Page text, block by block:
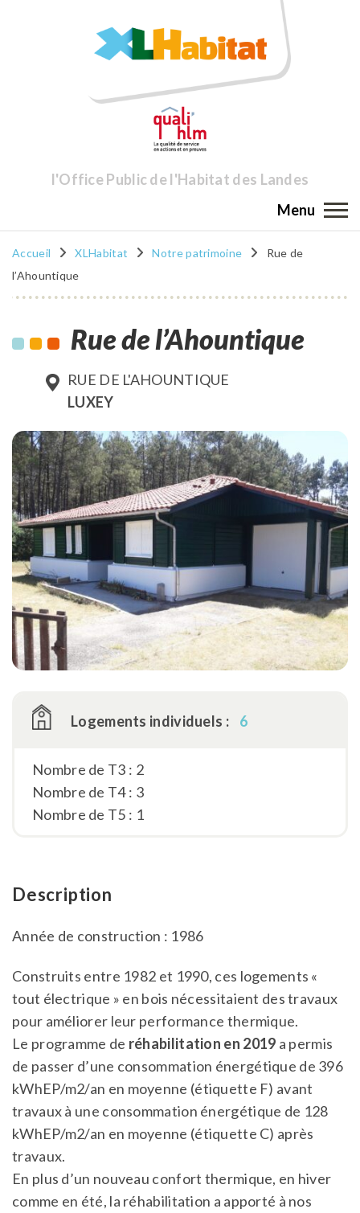
l'Office Public de l'Habitat des Landes
Menu
Accueil XLHabitat Notre patrimoine
Rue de
l’Ahountique
Rue de l’Ahountique
RUE DE L'AHOUNTIQUE
LUXEY
Logements individuels : 6
Nombre de T3 : 2
Nombre de T4 : 3
Nombre de T5 : 1
Description
Année de construction : 1986
Construits entre 1982 et 1990, ces logements «
tout électrique » en bois nécessitaient des travaux
pour améliorer leur performance thermique.
Le programme de réhabilitation en 2019 a permis
de passer d’une consommation énergétique de 396
kWhEP/m2/an en moyenne (étiquette F) avant
travaux à une consommation énergétique de 128
kWhEP/m2/an en moyenne (étiquette C) après
travaux.
En plus d’un nouveau confort thermique, en hiver
comme en été, la réhabilitation a apporté à nos